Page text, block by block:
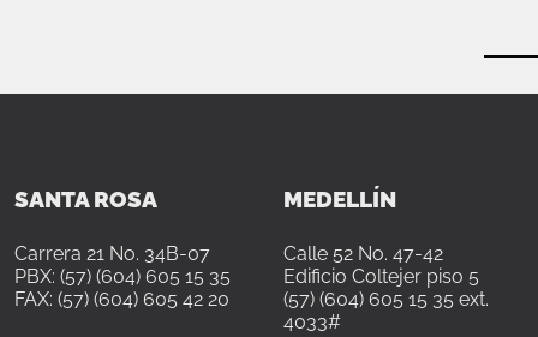
SANTA ROSA
Carrera 21 No. 34B-07
PBX: (57) (604) 605 15 35
FAX: (57) (604) 605 42 20
MEDELLÍN
Calle 52 No. 47-42
Edificio Coltejer piso 5
(57) (604) 605 15 35 ext.
4033#